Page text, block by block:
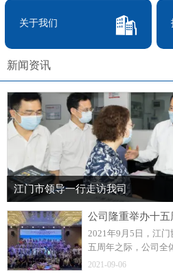
关于我们
新闻资讯
江门市领导一行走访我司
公司隆重举办十
2021年9月5日，江
五周年之际，公司全
年庆典及表彰大会！
2021-09-06